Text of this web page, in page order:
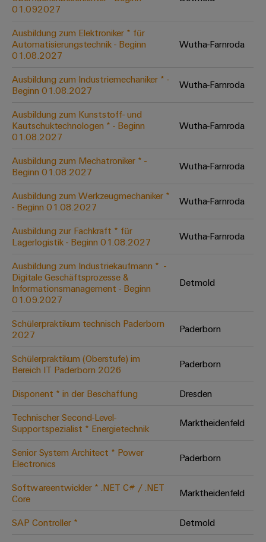
Abwasseraufbereitung
Lösungen
für
die
Wasser-
Abwasserindustrie
Wasserstoff
Wasserstoff
als
Schlüsseltechnologie
die
Energiewende
Windenergie
Effizienter
von
Windparks
Werkzeuge
Automaten
Software
Markierer
Industrieleuchte
Cabinet
Infrastructure
Assemblierungsservice
Bestückte
Modifizierte
und
Gehäuse
Kabelkonfektionierung
Produktinnovationen
Ihre Industrie.
Industrial
Connectivity.
01.092027
Ausbildung zum Elektroniker * für
Automatisierungstechnik - Beginn
01.08.2027
Wutha-Farnroda
Ausbildung zum Industriemechaniker * -
Beginn 01.08.2027
Wutha-Farnroda
Ausbildung zum Kunststoff- und
Kautschuktechnologen * - Beginn
01.08.2027
Wutha-Farnroda
Ausbildung zum Mechatroniker * -
Beginn 01.08.2027
Wutha-Farnroda
Ausbildung zum Werkzeugmechaniker *
- Beginn 01.08.2027
Wutha-Farnroda
Ausbildung zur Fachkraft * für
Lagerlogistik - Beginn 01.08.2027
Wutha-Farnroda
Ausbildung zum Industriekaufmann * ​ -
Digitale Geschäftsprozesse &
Informationsmanagement - Beginn
01.09.2027
Detmold
Schülerpraktikum technisch Paderborn
2027
Paderborn
Schülerpraktikum (Oberstufe) im
Bereich IT Paderborn 2026
Paderborn
Disponent * in der Beschaffung
Dresden
Technischer Second-Level-
Supportspezialist * Energietechnik
Marktheidenfeld
Senior System Architect * Power
Electronics
Paderborn
Softwareentwickler * .NET C# / .NET
Core
Marktheidenfeld
SAP Controller * Detmold